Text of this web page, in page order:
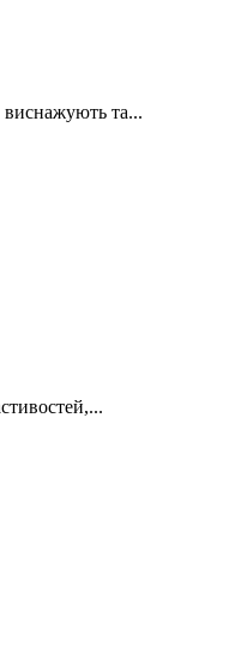
виснажують та...